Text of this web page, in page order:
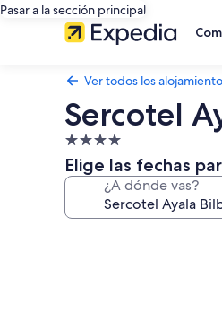
Pasar a la sección principal
Ver todos los
Sercotel
Alojamiento
de
4.0 estrellas
Elige las fechas
¿A dónde vas?